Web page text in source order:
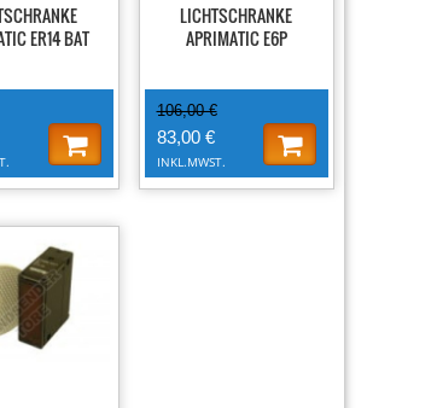
ER14 BAT
LICHTSCHRANKE
APRIMATIC E6P
106,00 €
83,00 €
INKL.MWST.